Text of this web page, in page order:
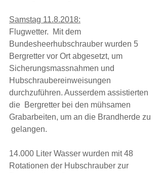
Samstag 11.8.2018:
Flugwetter.  Mit dem
Bundesheerhubschrauber wurden 5
Bergretter vor Ort abgesetzt, um
Sicherungsmassnahmen und
Hubschraubereinweisungen
durchzuführen. Ausserdem assistierten
die  Bergretter bei den mühsamen
Grabarbeiten, um an die Brandherde zu
gelangen.
14.000 Liter Wasser wurden mit 48
Rotationen der Hubschrauber zur